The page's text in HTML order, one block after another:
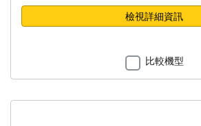
檢視詳細資訊
比較機型